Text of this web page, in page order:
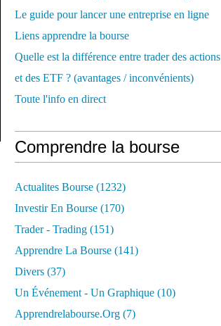
Le guide pour lancer une entreprise en ligne
Liens apprendre la bourse
Quelle est la différence entre trader des actions
et des ETF ? (avantages / inconvénients)
Toute l'info en direct
Comprendre la bourse
Actualites Bourse (1232)
Investir En Bourse (170)
Trader - Trading (151)
Apprendre La Bourse (141)
Divers (37)
Un Événement - Un Graphique (10)
Apprendrelabourse.org (7)